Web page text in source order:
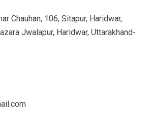
Chauhan, 106, Sitapur, Haridwar,
Jwalapur, Haridwar, Uttarakhand-